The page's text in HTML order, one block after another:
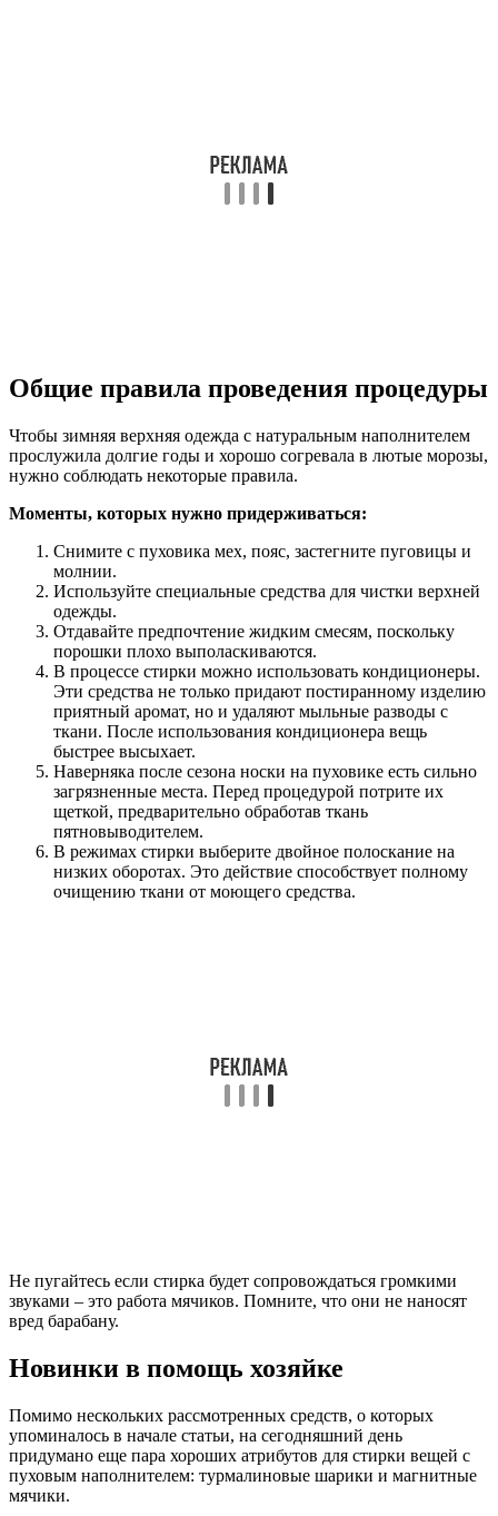
Общие правила проведения процедуры
Чтобы зимняя верхняя одежда с натуральным наполнителем
прослужила долгие годы и хорошо согревала в лютые морозы,
нужно соблюдать некоторые правила.
Моменты, которых нужно придерживаться:
Снимите с пуховика мех, пояс, застегните пуговицы и
молнии.
Используйте специальные средства для чистки верхней
одежды.
Отдавайте предпочтение жидким смесям, поскольку
порошки плохо выполаскиваются.
В процессе стирки можно использовать кондиционеры.
Эти средства не только придают постиранному изделию
приятный аромат, но и удаляют мыльные разводы с
ткани. После использования кондиционера вещь
быстрее высыхает.
Наверняка после сезона носки на пуховике есть сильно
загрязненные места. Перед процедурой потрите их
щеткой, предварительно обработав ткань
пятновыводителем.
В режимах стирки выберите двойное полоскание на
низких оборотах. Это действие способствует полному
очищению ткани от моющего средства.
Не пугайтесь если стирка будет сопровождаться громкими
звуками – это работа мячиков. Помните, что они не наносят
вред барабану.
Новинки в помощь хозяйке
Помимо нескольких рассмотренных средств, о которых
упоминалось в начале статьи, на сегодняшний день
придумано еще пара хороших атрибутов для стирки вещей с
пуховым наполнителем: турмалиновые шарики и магнитные
мячики.